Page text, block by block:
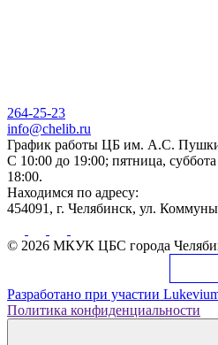
264-25-23
info@chelib.ru
График работы ЦБ им. А.С.
С 10:00 до 19:00; пятница,
18:00.
Находимся по адресу:
454091, г. Челябинск, ул.
© 2026 МКУК ЦБС города
Разработано при участии
Политика конфиденциальности